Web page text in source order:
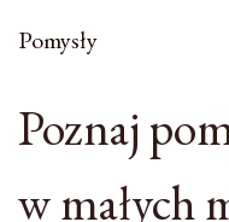
Pomysły
Poznaj
w małych